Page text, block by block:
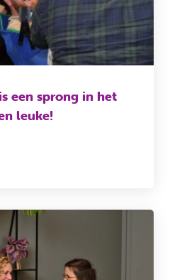
een sprong in het
leuke!